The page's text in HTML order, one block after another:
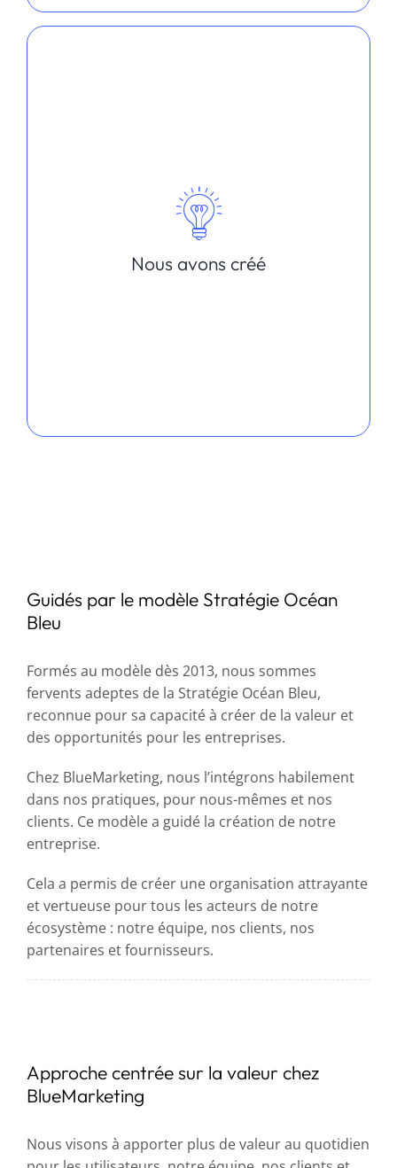
Nous avons créé
conditions agréables.
Une démarche de co-conception
La culture des projets digitaux
clients
Guidés par le modèle Stratégie Océan
Bleu
Formés au modèle dès 2013, nous sommes
fervents adeptes de la Stratégie Océan Bleu,
reconnue pour sa capacité à créer de la valeur et
des opportunités pour les entreprises.
Chez BlueMarketing, nous l’intégrons habilement
dans nos pratiques, pour nous-mêmes et nos
clients. Ce modèle a guidé la création de notre
entreprise.
Cela a permis de créer une organisation attrayante
et vertueuse pour tous les acteurs de notre
écosystème : notre équipe, nos clients, nos
partenaires et fournisseurs.
Approche centrée sur la valeur chez
BlueMarketing
Nous visons à apporter plus de valeur au quotidien